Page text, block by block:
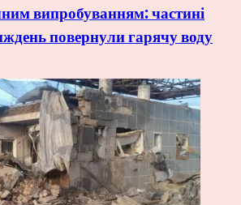
випробуванням: частині
повернули гарячу воду